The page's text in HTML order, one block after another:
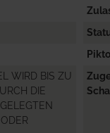
WIRD BIS ZU
DIE